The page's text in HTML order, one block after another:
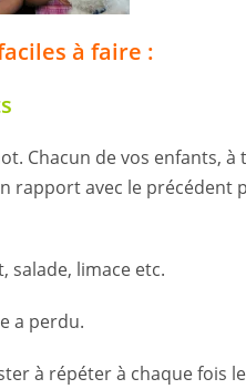
à faire :
Chacun de vos enfants,
rapport avec le précédent
salade, limace etc.
a perdu.
à répéter à chaque fois